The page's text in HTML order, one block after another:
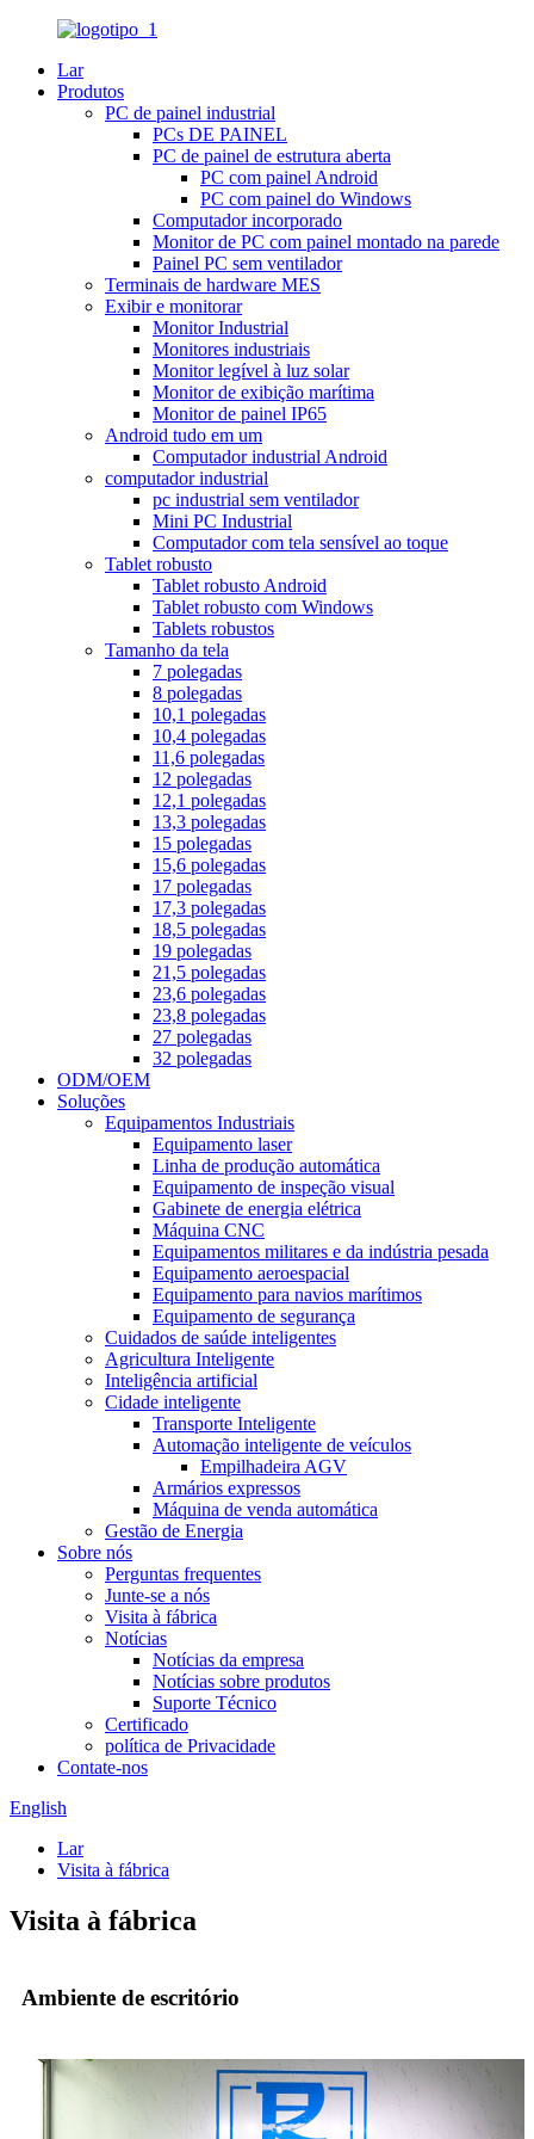
Lar
Produtos
PC de painel industrial
PCs DE PAINEL
PC de painel de estrutura aberta
PC com painel Android
PC com painel do Windows
Computador incorporado
Monitor de PC com painel montado na parede
Painel PC sem ventilador
Terminais de hardware MES
Exibir e monitorar
Monitor Industrial
Monitores industriais
Monitor legível à luz solar
Monitor de exibição marítima
Monitor de painel IP65
Android tudo em um
Computador industrial Android
computador industrial
pc industrial sem ventilador
Mini PC Industrial
Computador com tela sensível ao toque
Tablet robusto
Tablet robusto Android
Tablet robusto com Windows
Tablets robustos
Tamanho da tela
7 polegadas
8 polegadas
10,1 polegadas
10,4 polegadas
11,6 polegadas
12 polegadas
12,1 polegadas
13,3 polegadas
15 polegadas
15,6 polegadas
17 polegadas
17,3 polegadas
18,5 polegadas
19 polegadas
21,5 polegadas
23,6 polegadas
23,8 polegadas
27 polegadas
32 polegadas
ODM/OEM
Soluções
Equipamentos Industriais
Equipamento laser
Linha de produção automática
Equipamento de inspeção visual
Gabinete de energia elétrica
Máquina CNC
Equipamentos militares e da indústria pesada
Equipamento aeroespacial
Equipamento para navios marítimos
Equipamento de segurança
Cuidados de saúde inteligentes
Agricultura Inteligente
Inteligência artificial
Cidade inteligente
Transporte Inteligente
Automação inteligente de veículos
Empilhadeira AGV
Armários expressos
Máquina de venda automática
Gestão de Energia
Sobre nós
Perguntas frequentes
Junte-se a nós
Visita à fábrica
Notícias
Notícias da empresa
Notícias sobre produtos
Suporte Técnico
Certificado
política de Privacidade
Contate-nos
English
Lar
Visita à fábrica
Visita à fábrica
Ambiente de escritório